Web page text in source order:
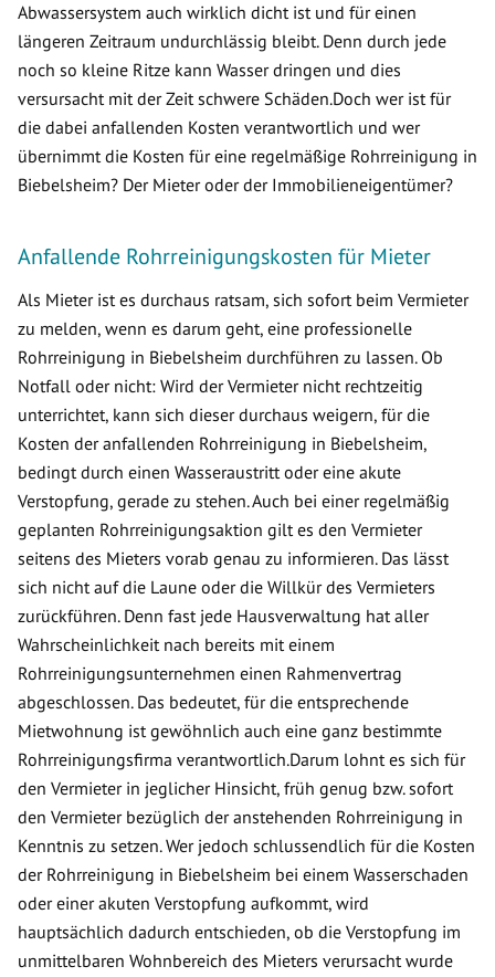
Abwassersystem auch wirklich dicht ist und für einen
längeren Zeitraum undurchlässig bleibt. Denn durch jede
noch so kleine Ritze kann Wasser dringen und dies
versursacht mit der Zeit schwere Schäden.Doch wer ist für
die dabei anfallenden Kosten verantwortlich und wer
übernimmt die Kosten für eine regelmäßige Rohrreinigung in
Biebelsheim? Der Mieter oder der Immobilieneigentümer?
Anfallende Rohrreinigungskosten für Mieter
Als Mieter ist es durchaus ratsam, sich sofort beim Vermieter
zu melden, wenn es darum geht, eine professionelle
Rohrreinigung in Biebelsheim durchführen zu lassen. Ob
Notfall oder nicht: Wird der Vermieter nicht rechtzeitig
unterrichtet, kann sich dieser durchaus weigern, für die
Kosten der anfallenden Rohrreinigung in Biebelsheim,
bedingt durch einen Wasseraustritt oder eine akute
Verstopfung, gerade zu stehen. Auch bei einer regelmäßig
geplanten Rohrreinigungsaktion gilt es den Vermieter
seitens des Mieters vorab genau zu informieren. Das lässt
sich nicht auf die Laune oder die Willkür des Vermieters
zurückführen. Denn fast jede Hausverwaltung hat aller
Wahrscheinlichkeit nach bereits mit einem
Rohrreinigungsunternehmen einen Rahmenvertrag
abgeschlossen. Das bedeutet, für die entsprechende
Mietwohnung ist gewöhnlich auch eine ganz bestimmte
Rohrreinigungsfirma verantwortlich.Darum lohnt es sich für
den Vermieter in jeglicher Hinsicht, früh genug bzw. sofort
den Vermieter bezüglich der anstehenden Rohrreinigung in
Kenntnis zu setzen. Wer jedoch schlussendlich für die Kosten
der Rohrreinigung in Biebelsheim bei einem Wasserschaden
oder einer akuten Verstopfung aufkommt, wird
hauptsächlich dadurch entschieden, ob die Verstopfung im
unmittelbaren Wohnbereich des Mieters verursacht wurde